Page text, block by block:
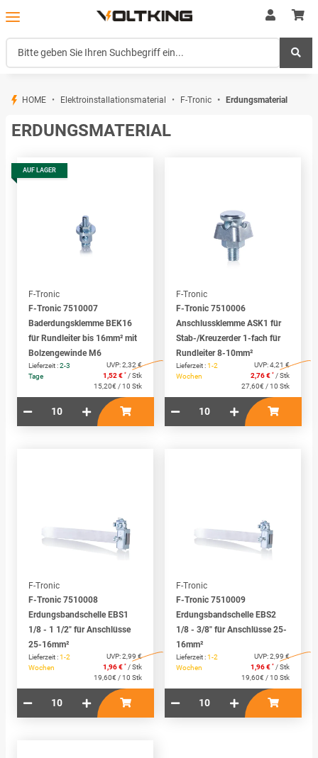
HOME Elektroinstallationsmaterial F-Tronic Erdungsmaterial
ERDUNGSMATERIAL
AUF LAGER
F-Tronic
F-Tronic 7510007
Baderdungsklemme BEK16
für Rundleiter bis 16mm² mit
Bolzengewinde M6
Lieferzeit :2-3
Tage
UVP:2,32 €
1,52 € * / Stk
15,20€ / 10 Stk
F-Tronic
F-Tronic 7510006
Anschlussklemme ASK1 für
Stab-/Kreuzerder 1-fach für
Rundleiter 8-10mm²
Lieferzeit :1-2
Wochen
UVP:4,21 €
2,76 € * / Stk
27,60€ / 10 Stk
F-Tronic
F-Tronic 7510008
Erdungsbandschelle EBS1
1/8 - 1 1/2" für Anschlüsse
25-16mm²
Lieferzeit :1-2
Wochen
UVP:2,99 €
1,96 € * / Stk
19,60€ / 10 Stk
F-Tronic
F-Tronic 7510009
Erdungsbandschelle EBS2
1/8 - 3/8" für Anschlüsse 25-
16mm²
Lieferzeit :1-2
Wochen
UVP:2,99 €
1,96 € * / Stk
19,60€ / 10 Stk